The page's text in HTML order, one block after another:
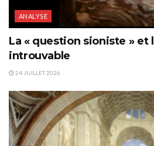
ANALYSE
La « question sioniste » et
introuvable
24 JUILLET 2026